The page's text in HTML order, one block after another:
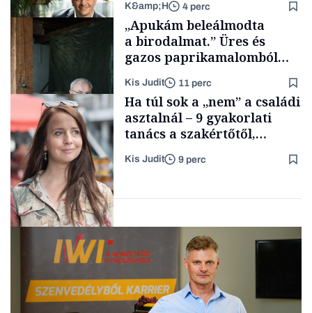
Smart habits
TÁMOGATÓI
TARTALOM
K&amp;H 4 perc
Családi
vállalkozások
„Apukám beleálmodta
a birodalmat.” Üres és
gazos paprikamalomból
lett az igazi családi
fűszersztori
Kis Judit 11 perc
Ha túl sok a „nem” a családi
asztalnál – 9 gyakorlati
tanács a szakértőtől,
hogyan legyünk jól etető
szülők
Kis Judit 9 perc